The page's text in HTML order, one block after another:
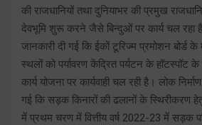
की राजधानियों तथा दुनियाभर की प्रमुख
देवभूमि शुरू करने जैसे बिन्दुओं पर कार्य चल रहा है।
जानकारी दी गई कि ईकों टूरिज्म प्रमोशन बोर्ड
स्थलों को पर्यावरण केंद्रित पर्यटन के हॉटस्पॉट
कार्य योजना पर कार्यवाही चल रही है। लोक निर्माण
गई कि सड़क किनारों की ढलानों के स्थिरीकरण
में प्रथम चरण में वित्तीय वर्ष 2022-23 में सड़क